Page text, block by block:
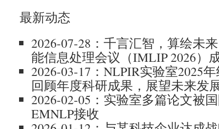
最新动态
2026-07-28：千言汇智，算绘未
能信息处理会议（IMLIP 2026）
2026-03-17：NLPIR实验室2025
回顾年度科研成果，展望未来发
2026-02-05：实验室多篇论文被
EMNLP接收